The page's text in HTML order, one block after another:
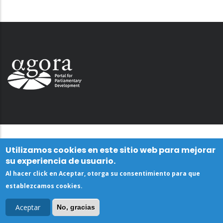
Utilizamos cookies en este sitio web para mejorar
su experiencia de usuario.
Al hacer click en Aceptar, otorga su consentimiento para que
establezcamos cookies.
Aceptar No, gracias